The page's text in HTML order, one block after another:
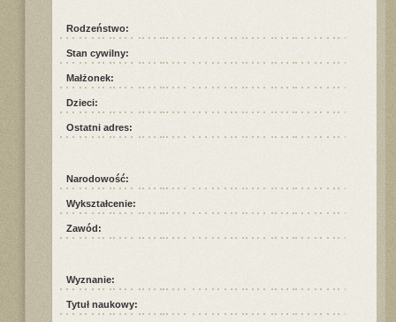
Rodzeństwo:
Stan cywilny:
Małżonek:
Dzieci:
Ostatni adres:
Narodowość:
Wykształcenie:
Zawód:
Wyznanie:
Tytuł naukowy: